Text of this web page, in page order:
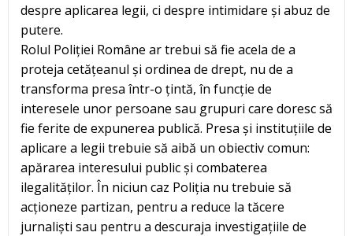
despre aplicarea legii, ci despre intimidare și abuz de
putere.
Rolul Poliției Române ar trebui să fie acela de a
proteja cetățeanul și ordinea de drept, nu de a
transforma presa într-o țintă, în funcție de
interesele unor persoane sau grupuri care doresc să
fie ferite de expunerea publică. Presa și instituțiile de
aplicare a legii trebuie să aibă un obiectiv comun:
apărarea interesului public și combaterea
ilegalităților. În niciun caz Poliția nu trebuie să
acționeze partizan, pentru a reduce la tăcere
jurnaliști sau pentru a descuraja investigațiile de